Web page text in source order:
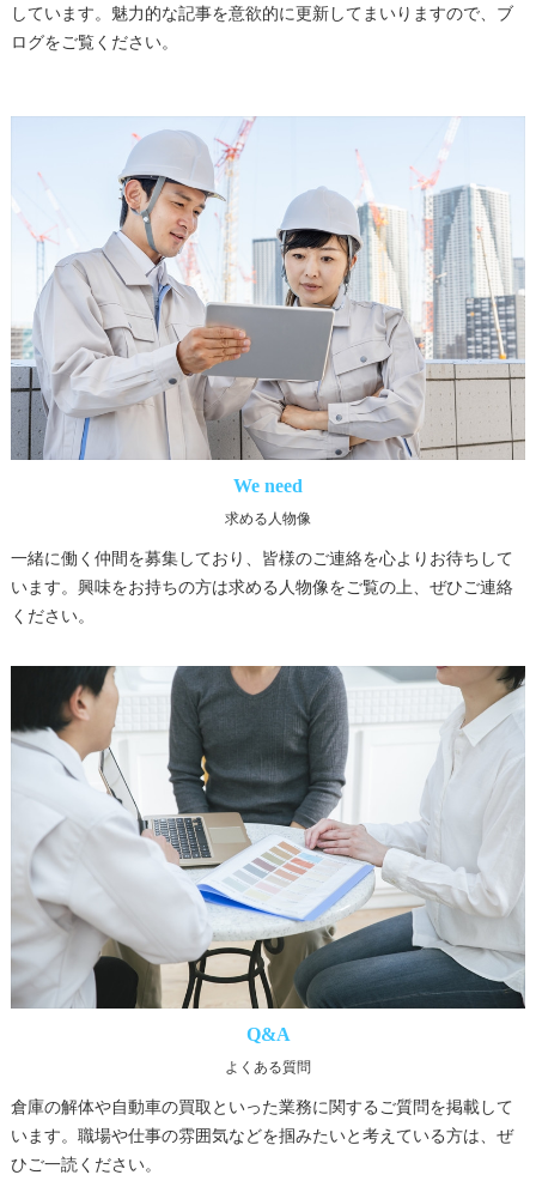
しています。魅力的な記事を意欲的に更新してまいりますので、ブ
ログをご覧ください。
We need
求める人物像
一緒に働く仲間を募集しており、皆様のご連絡を心よりお待ちして
います。興味をお持ちの方は求める人物像をご覧の上、ぜひご連絡
ください。
Q&A
よくある質問
倉庫の解体や自動車の買取といった業務に関するご質問を掲載して
います。職場や仕事の雰囲気などを掴みたいと考えている方は、ぜ
ひご一読ください。